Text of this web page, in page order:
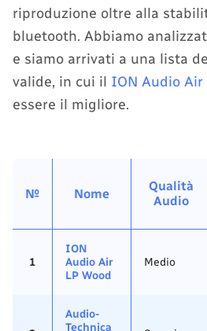
riproduzione oltre alla
bluetooth. Abbiamo
e siamo arrivati a una lista
valide, in cui il ION Audio Air
essere il migliore.
№ Nome
Qualità
Audio
1
ION
Audio Air
LP Wood
Medio
Audio-
Technica